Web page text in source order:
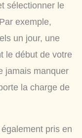
sélectionner le
exemple,
un jour, une
le début de votre
jamais manquer
la charge de
pris en